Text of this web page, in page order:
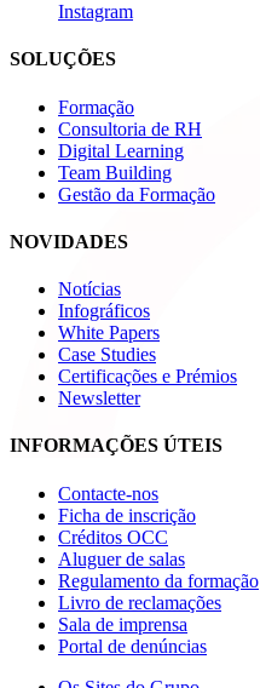
Instagram
SOLUÇÕES
Formação
Consultoria de RH
Digital Learning
Team Building
Gestão da Formação
NOVIDADES
Notícias
Infográficos
White Papers
Case Studies
Certificações e Prémios
Newsletter
INFORMAÇÕES ÚTEIS
Contacte-nos
Ficha de inscrição
Créditos OCC
Aluguer de salas
Regulamento da formação
Livro de reclamações
Sala de imprensa
Portal de denúncias